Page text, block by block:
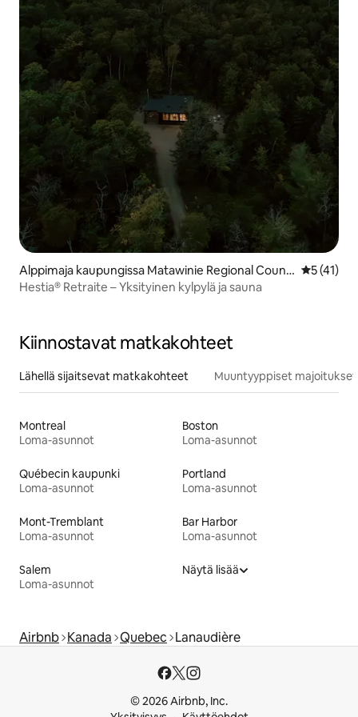
Alppimaja kaupungissa Matawinie Regional Count
y Municipality
5 (41)
Hestia® Retraite – Yksityinen kylpylä ja sauna
Kiinnostavat matkakohteet
Lähellä sijaitsevat matkakohteet Muuntyyppiset majoitukset
Montreal
Loma-asunnot
Boston
Loma-asunnot
Québecin kaupunki
Loma-asunnot
Portland
Loma-asunnot
Mont-Tremblant
Loma-asunnot
Bar Harbor
Loma-asunnot
Salem
Loma-asunnot
Näytä lisää
Airbnb Kanada Quebec Lanaudière
© 2026 Airbnb, Inc.